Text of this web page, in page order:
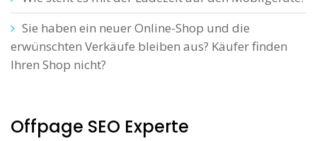
Sie haben ein neuer Online-Shop und die
erwünschten Verkäufe bleiben aus? Käufer finden
Ihren Shop nicht?
Offpage SEO Experte